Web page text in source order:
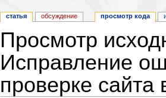
Просмотр
Исправление
проверке сайта
статья обсуждение просмотр кода